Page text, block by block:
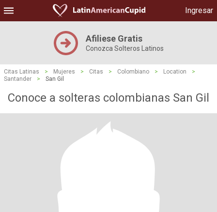
Ingresar
Afiliese Gratis
Conozca Solteros Latinos
Citas Latinas > Mujeres > Citas > Colombiano > Location
>
Santander
> San Gil
Conoce a solteras colombianas San Gil